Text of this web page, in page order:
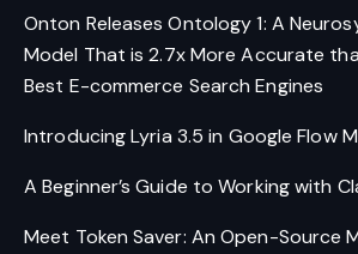
Onton Releases Ontology 1: A
Model That is 2.7x More Accurate
Best E-commerce Search Engines
Introducing Lyria 3.5 in Google Flow
A Beginner’s Guide to Working with
Meet Token Saver: An Open-Source